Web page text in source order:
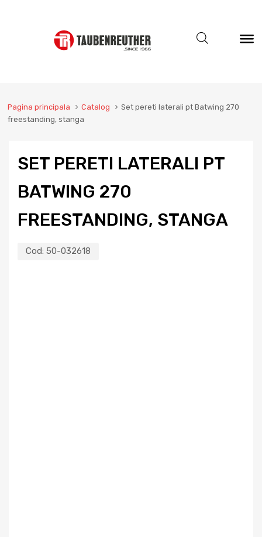
Pagina principala Catalog
Set pereti laterali pt Batwing 270
freestanding, stanga
SET PERETI LATERALI PT
BATWING 270
FREESTANDING, STANGA
Cod: 50-032618